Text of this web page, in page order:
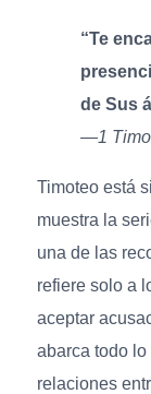
“Te
de Sus
—1
Timoteo está
muestra la
una de las
refiere solo a
aceptar
abarca todo
relaciones